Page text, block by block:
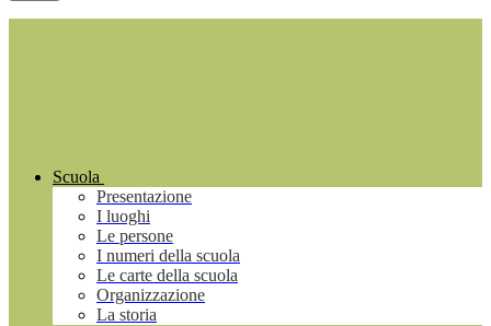
Scuola
Presentazione
I luoghi
Le persone
I numeri della scuola
Le carte della scuola
Organizzazione
La storia